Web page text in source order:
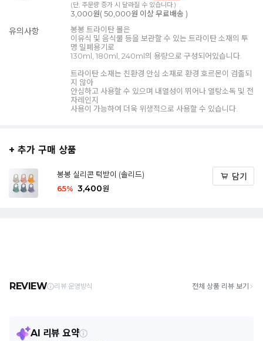
(단, 주문량 증가 시 달라질 수 있습니다.)
3,000원( 50,000원 이상 무료배송 )
유의사항
봉봉 트라이탄 볼은
이유식 및 음식물 등을 보관할 수 있는 트라이탄 소재의 투
명 밀폐용기로
130ml, 180ml, 240ml의 용량으로 구성되어있습니다.
트라이탄 소재는 친환경 안심 소재로 환경 호르몬이 검출되
지 않아
안심하고 사용할 수 있으며 내열성이 뛰어나 열탕소독 및 전
자레인지
사용이 가능하여 더욱 위생적으로 사용할 수 있습니다.
+ 추가 구매 상품
봉봉 실리콘 턱받이 (솔리드)
65% 3,400원
담기